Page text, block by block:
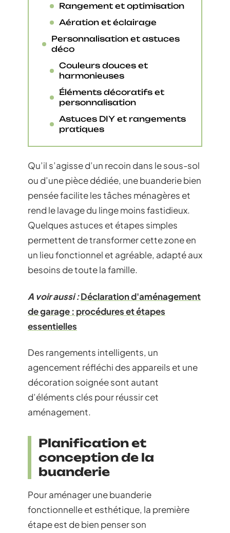
Rangement et optimisation
Aération et éclairage
Personnalisation et astuces
déco
Couleurs douces et
harmonieuses
Éléments décoratifs et
personnalisation
Astuces DIY et rangements
pratiques
Qu’il s’agisse d’un recoin dans le sous-sol
ou d’une pièce dédiée, une buanderie bien
pensée facilite les tâches ménagères et
rend le lavage du linge moins fastidieux.
Quelques astuces et étapes simples
permettent de transformer cette zone en
un lieu fonctionnel et agréable, adapté aux
besoins de toute la famille.
A voir aussi :Déclaration d'aménagement
de garage : procédures et étapes
essentielles
Des rangements intelligents, un
agencement réfléchi des appareils et une
décoration soignée sont autant
d’éléments clés pour réussir cet
aménagement.
Planification et
conception de la
buanderie
Pour aménager une buanderie
fonctionnelle et esthétique, la première
étape est de bien penser son